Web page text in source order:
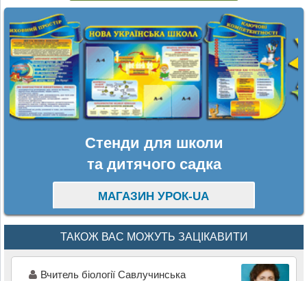
Стенди для школи
та дитячого садка
МАГАЗИН УРОК-UA
ТАКОЖ ВАС МОЖУТЬ ЗАЦІКАВИТИ
Вчитель біології Савлучинська